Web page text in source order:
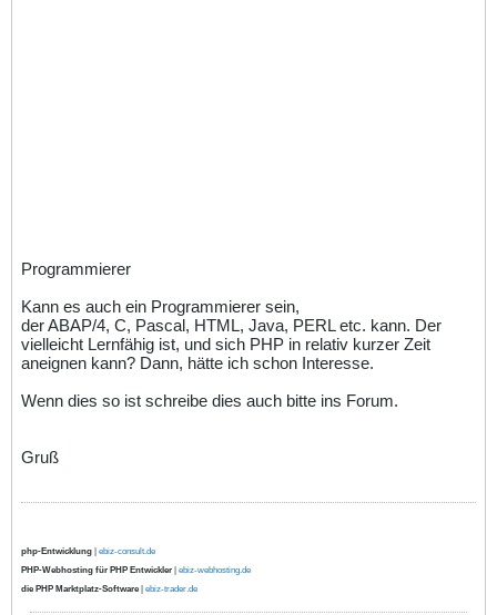
Programmierer
Kann es auch ein Programmierer sein,
der ABAP/4, C, Pascal, HTML, Java, PERL etc. kann. Der
vielleicht Lernfähig ist, und sich PHP in relativ kurzer Zeit
aneignen kann? Dann, hätte ich schon Interesse.
Wenn dies so ist schreibe dies auch bitte ins Forum.
Gruß
php-Entwicklung | ebiz-consult.de
PHP-Webhosting für PHP Entwickler | ebiz-webhosting.de
die PHP Marktplatz-Software | ebiz-trader.de